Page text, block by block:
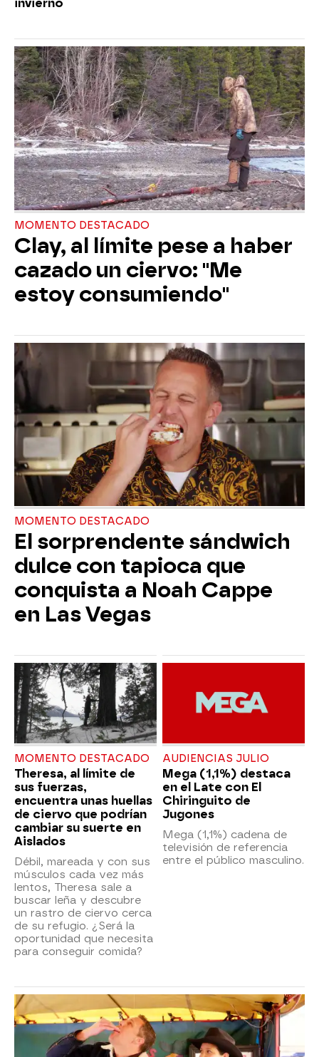
invierno
MOMENTO DESTACADO
Clay, al límite pese a haber
cazado un ciervo: "Me
estoy consumiendo"
MOMENTO DESTACADO
El sorprendente sándwich
dulce con tapioca que
conquista a Noah Cappe
en Las Vegas
MOMENTO DESTACADO
Theresa, al límite de
sus fuerzas,
encuentra unas huellas
de ciervo que podrían
cambiar su suerte en
Aislados
Débil, mareada y con sus
músculos cada vez más
lentos, Theresa sale a
buscar leña y descubre
un rastro de ciervo cerca
de su refugio. ¿Será la
oportunidad que necesita
para conseguir comida?
AUDIENCIAS JULIO
Mega (1,1%) destaca
en el Late con El
Chiringuito de
Jugones
Mega (1,1%) cadena de
televisión de referencia
entre el público masculino.